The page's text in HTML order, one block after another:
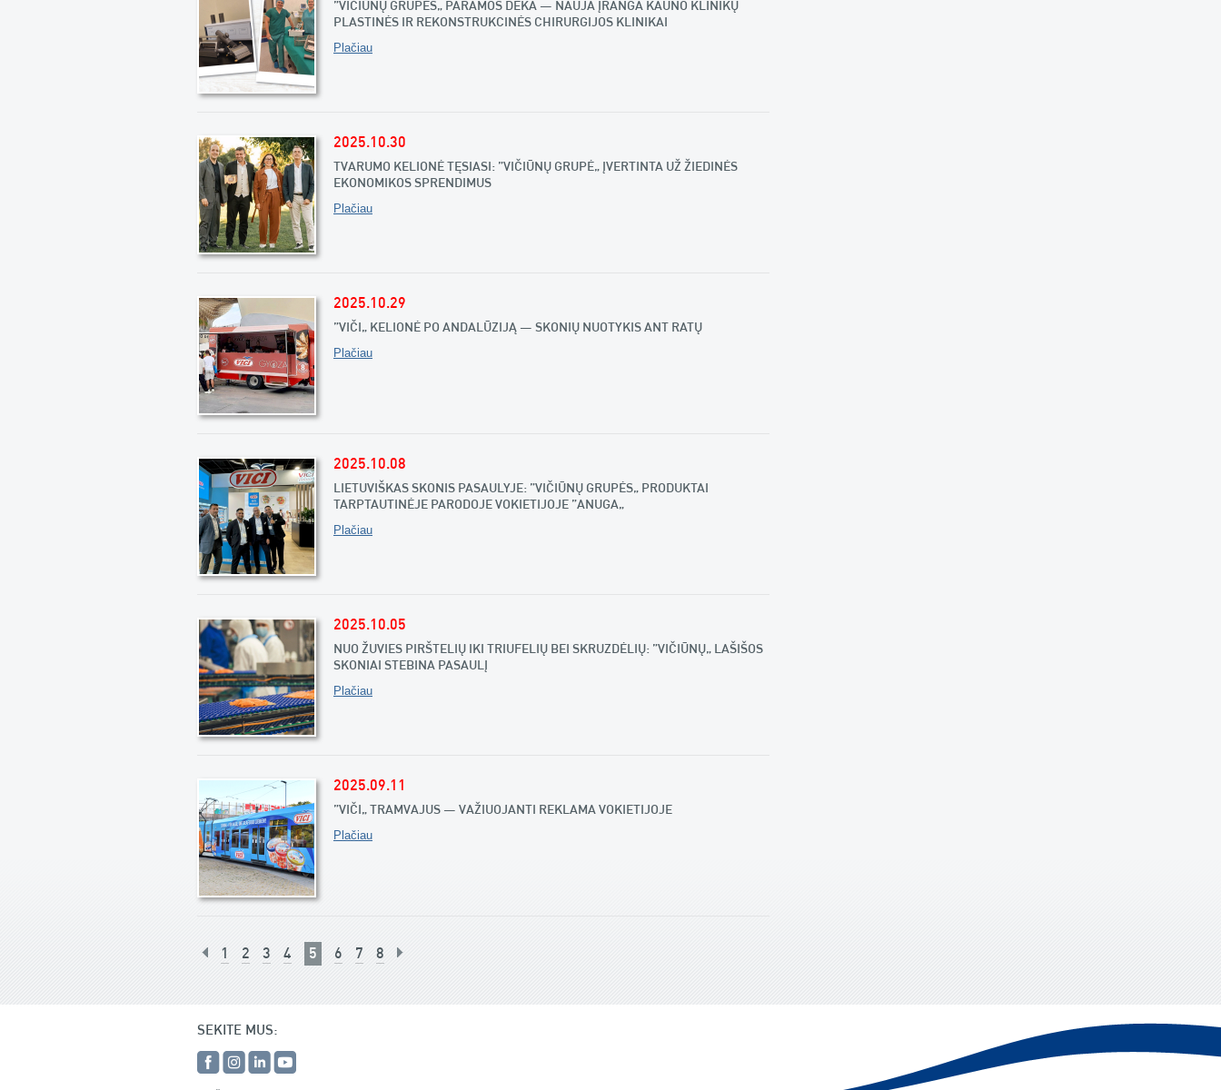
„VIČIŪNŲ GRUPĖS“ PARAMOS DĖKA – NAUJA ĮRANGA KAUNO KLINIKŲ
PLASTINĖS IR REKONSTRUKCINĖS CHIRURGIJOS KLINIKAI
Plačiau
2025.10.30
TVARUMO KELIONĖ TĘSIASI: „VIČIŪNŲ GRUPĖ“ ĮVERTINTA UŽ ŽIEDINĖS
EKONOMIKOS SPRENDIMUS
Plačiau
2025.10.29
„VIČI“ KELIONĖ PO ANDALŪZIJĄ – SKONIŲ NUOTYKIS ANT RATŲ
Plačiau
2025.10.08
LIETUVIŠKAS SKONIS PASAULYJE: „VIČIŪNŲ GRUPĖS“ PRODUKTAI
TARPTAUTINĖJE PARODOJE VOKIETIJOJE „ANUGA“
Plačiau
2025.10.05
NUO ŽUVIES PIRŠTELIŲ IKI TRIUFELIŲ BEI SKRUZDĖLIŲ: „VIČIŪNŲ“ LAŠIŠOS
SKONIAI STEBINA PASAULĮ
Plačiau
2025.09.11
„VIČI“ TRAMVAJUS – VAŽIUOJANTI REKLAMA VOKIETIJOJE
Plačiau
1 2 3 4 5 6 7 8
SEKITE MUS: